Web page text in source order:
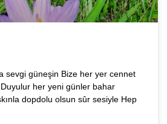
sevgi güneşin Bize her yer cennet
her yeni günler bahar
dopdolu olsun sûr sesiyle Hep